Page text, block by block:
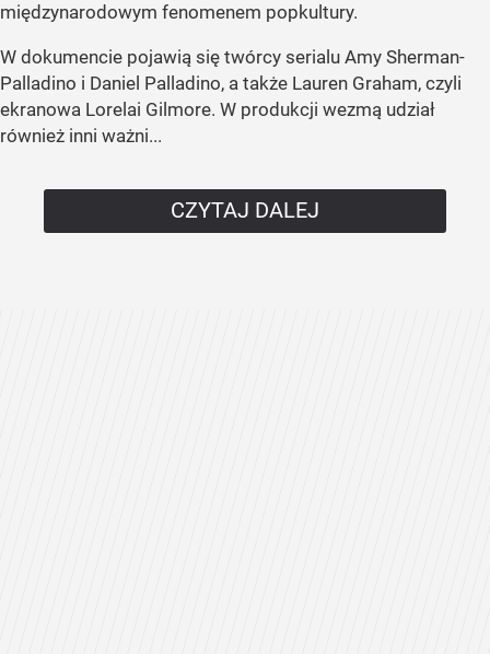
międzynarodowym fenomenem popkultury.
W dokumencie pojawią się twórcy serialu Amy Sherman-
Palladino i Daniel Palladino, a także Lauren Graham, czyli
ekranowa Lorelai Gilmore. W produkcji wezmą udział
również inni ważni...
CZYTAJ DALEJ